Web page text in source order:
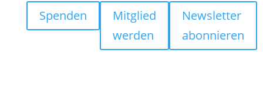
Spenden
Mitglied
werden
Newsletter
abonnieren